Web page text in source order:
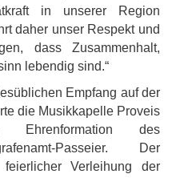
in unserer Region
daher unser Respekt und
dass Zusammenhalt,
lebendig sind.“
Empfang auf der
die Musikkapelle Proveis
des
Passeier. Der
Verleihung der